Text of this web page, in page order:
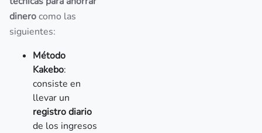
dinerocomo las
siguientes:
Método
Kakebo:
consiste en
llevar un
registro diario
de los ingresos